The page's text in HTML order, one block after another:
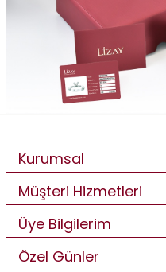
Kurumsal
Müşteri Hizmetleri
Üye Bilgilerim
Özel Günler